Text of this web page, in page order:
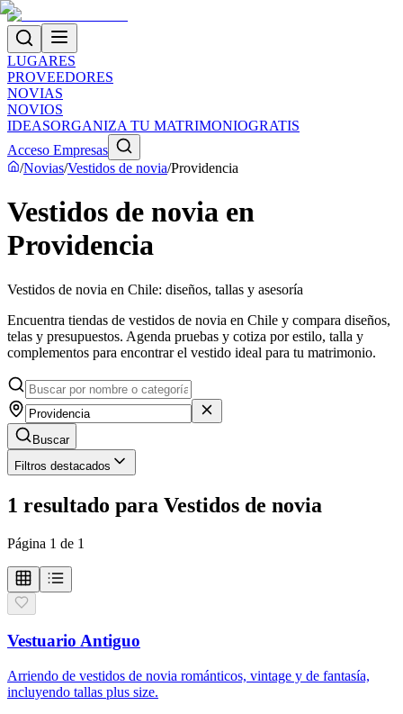
LUGARES
PROVEEDORES
NOVIAS
NOVIOS
IDEASORGANIZA TU MATRIMONIOGRATIS
Acceso Empresas
/Novias/Vestidos de novia/Providencia
Vestidos de novia en
Providencia
Vestidos de novia en Chile: diseños, tallas y asesoría
Encuentra tiendas de vestidos de novia en Chile y compara diseños,
telas y presupuestos. Agenda pruebas y cotiza por estilo, talla y
complementos para encontrar el vestido ideal para tu matrimonio.
Buscar
Filtros destacados
1 resultado para Vestidos de novia
Página 1 de 1
Vestuario Antiguo
Arriendo de vestidos de novia románticos, vintage y de fantasía,
incluyendo tallas plus size.